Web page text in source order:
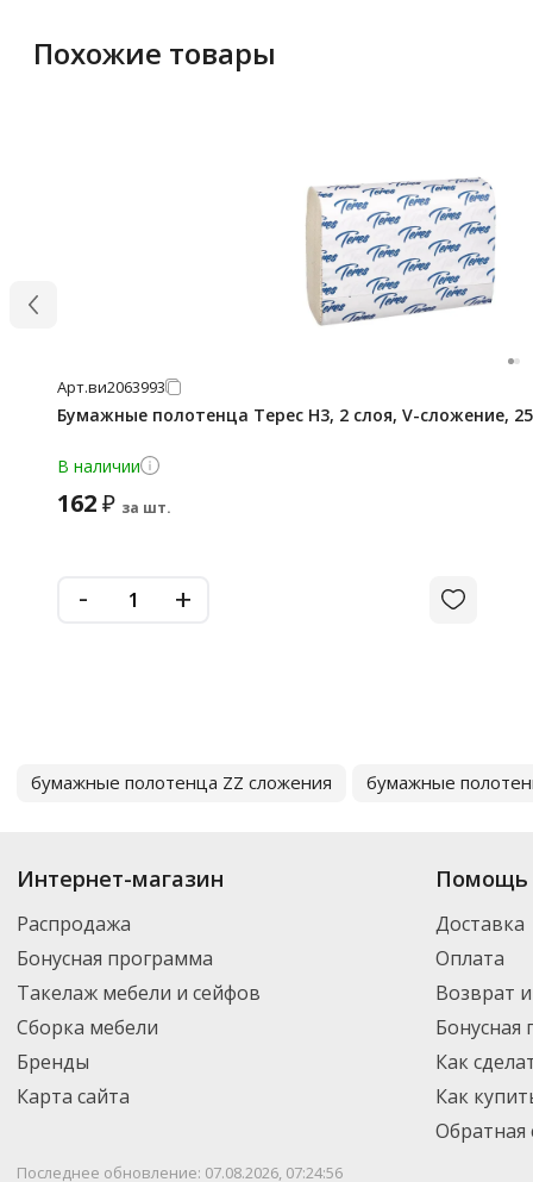
Похожие товары
Арт.ви2063993
Бумажные полотенца Терес H3, 2 слоя, V-сложение,
В наличии
162₽ за шт.
- +
бумажные полотенца ZZ сложения бумажные
Интернет-магазин
Распродажа
Бонусная программа
Такелаж мебели и сейфов
Сборка мебели
Бренды
Карта сайта
Помощь
Доставка
Оплата
Возврат
Бонусная
Как
Как
Обратная
Последнее обновление: 07.08.2026, 07:24:56